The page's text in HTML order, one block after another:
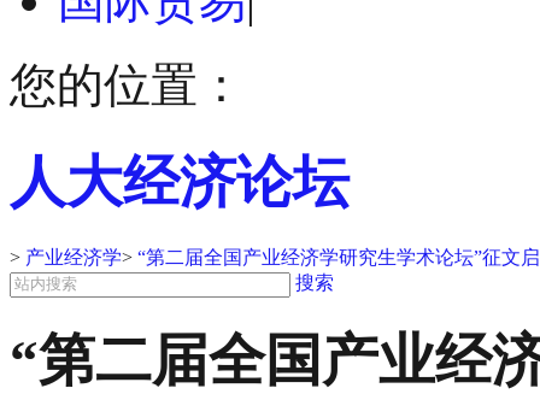
您的位置：
人大经济论坛
> 产业经济学> “第二届全国产业经济学研究生学术论坛”征文
搜索
“第二届全国产业经